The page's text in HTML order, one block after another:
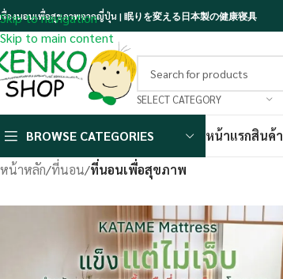
Skip to navigation
Skip to main content
รื่องนอนเพื่อสุขภาพจากญี่ปุ่น | 眠りを変える日本製の健康寝具
SELECT CATEGORY
BROWSE CATEGORIES หน้าแรกสินค้า
หน้าหลัก/ที่นอน/ที่นอนเพื่อสุขภาพ